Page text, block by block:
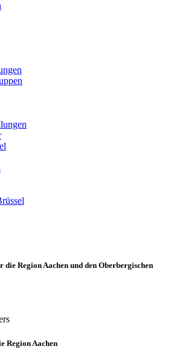
Region Aachen und den Oberbergischen
Region Aachen